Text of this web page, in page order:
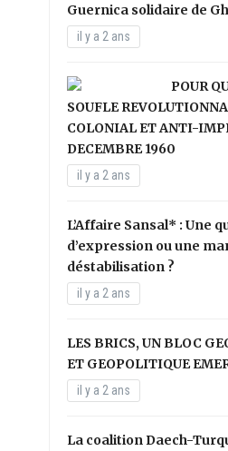
Guernica solidaire de
il y a 2 ans
POUR
SOUFLE
COLONIAL ET ANTI-
DECEMBRE 1960
il y a 2 ans
L’Affaire Sansal* : Une
d’expression ou une
déstabilisation ?
il y a 2 ans
LES BRICS, UN BLOC
ET GEOPOLITIQUE
il y a 2 ans
La coalition Daech-